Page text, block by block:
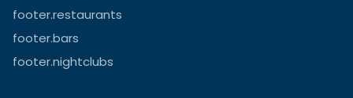
footer.restaurants
footer.bars
footer.nightclubs